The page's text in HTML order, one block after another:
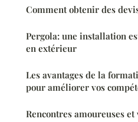
Comment obtenir des
Pergola: une installation
en extérieur
Les avantages de la
pour améliorer vos
Rencontres amoureuses